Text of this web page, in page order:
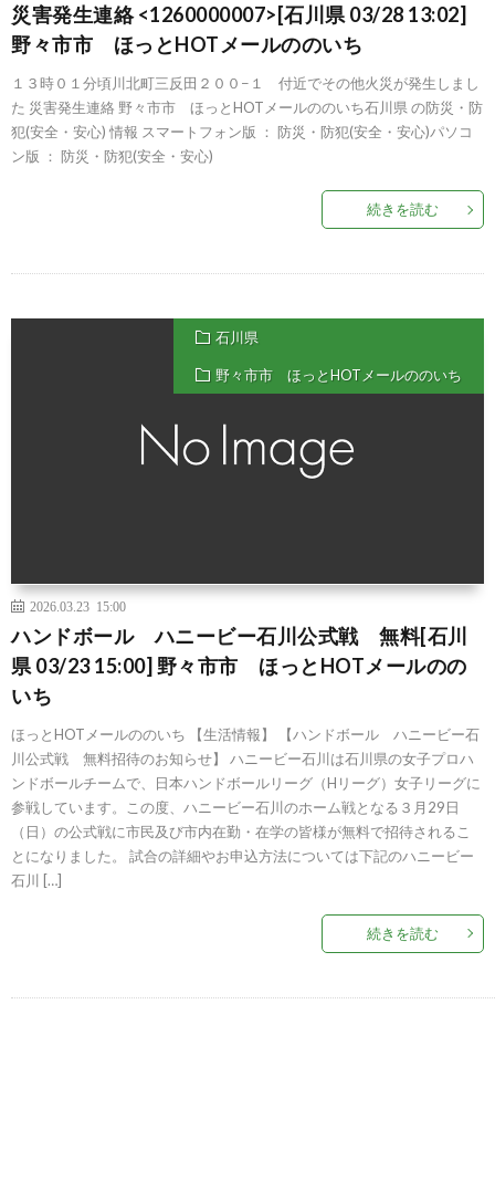
災害発生連絡 <1260000007>[石川県 03/28 13:02]
野々市市 ほっとHOTメールののいち
１３時０１分頃川北町三反田２００−１ 付近でその他火災が発生しまし
た 災害発生連絡 野々市市 ほっとHOTメールののいち石川県 の防災・防
犯(安全・安心) 情報 スマートフォン版 ： 防災・防犯(安全・安心)パソコ
ン版 ： 防災・防犯(安全・安心)
続きを読む
石川県
野々市市 ほっとHOTメールののいち
2026.03.23 15:00
ハンドボール ハニービー石川公式戦 無料[石川
県 03/23 15:00] 野々市市 ほっとHOTメールのの
いち
ほっとHOTメールののいち 【生活情報】 【ハンドボール ハニービー石
川公式戦 無料招待のお知らせ】 ハニービー石川は石川県の女子プロハ
ンドボールチームで、日本ハンドボールリーグ（Hリーグ）女子リーグに
参戦しています。この度、ハニービー石川のホーム戦となる３月29日
（日）の公式戦に市民及び市内在勤・在学の皆様が無料で招待されるこ
とになりました。 試合の詳細やお申込方法については下記のハニービー
石川 […]
続きを読む